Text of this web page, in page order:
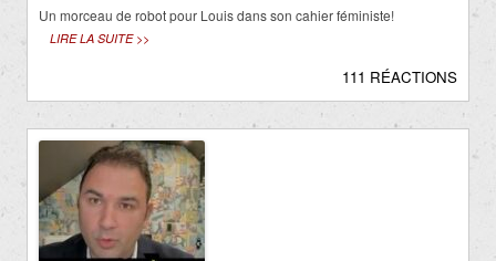
Un morceau de robot pour Louis dans son cahier féministe!
LIRE LA SUITE >>
111 RÉACTIONS